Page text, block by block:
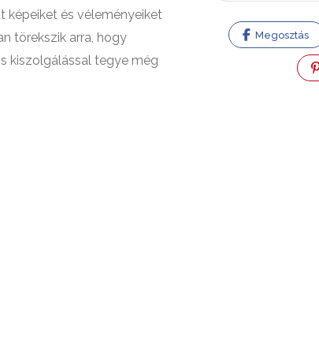
képeiket és véleményeiket
törekszik arra, hogy
kiszolgálással tegye még
Megosztás